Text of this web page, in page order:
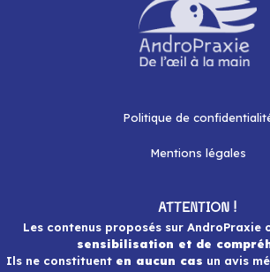
Politique de
Mentions légales
ATTENTION !
Les contenus proposés sur AndroPraxie
sensibilisation et de
Ils ne constituent en aucun cas un avis